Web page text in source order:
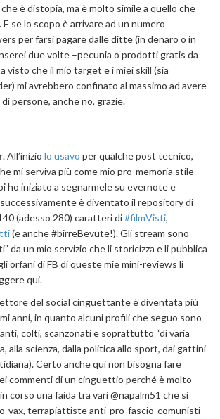
è distopia, ma è molto simile a quello che
se lo scopo è arrivare ad un numero
per farsi pagare dalle ditte (in denaro o in
due volte –pecunia o prodotti gratis da
visto che il mio target e i miei skill (sia
mi avrebbero confinato al massimo ad avere
persone, anche no, grazie.
. All’inizio lo usavo per qualche post tecnico,
mi serviva più come mio pro-memoria stile
ho iniziato a segnarmele su evernote e
è diventato il repository di
(adesso 280) caratteri di#filmVisti,
(e anche #birreBevute!). Gli stream sono
da un mio servizio che li storicizza e li pubblica
orfani di FB di queste mie mini-reviews li
qui.
del social cinguettante è diventata più
anni, in quanto alcuni profili che seguo sono
colti, scanzonati e soprattutto “di varia
alla scienza, dalla politica allo sport, dai gattini
Certo anche qui non bisogna fare
commenti di un cinguettio perché è molto
corso una faida tra vari @napalm51 che si
vax, terrapiattiste anti-pro-fascio-comunisti-